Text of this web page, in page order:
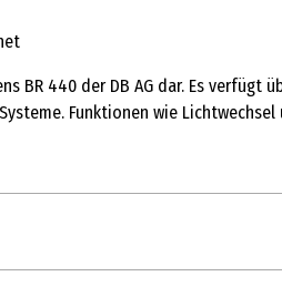
BR 440 der DB AG dar. Es
Funktionen wie